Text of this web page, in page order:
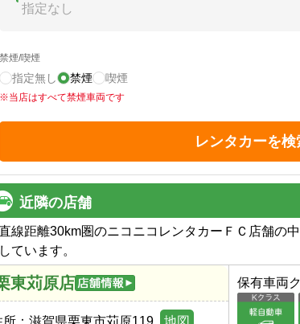
指定なし
禁煙/喫煙
指定無し 禁煙 喫煙
※当店はすべて禁煙車両です
レンタカーを検
近隣の店舗
線距離30km圏のニコニコレンタカーＦＣ店舗の
しています。
東苅原店
： 滋賀県栗東市苅原119 地図
保有車両